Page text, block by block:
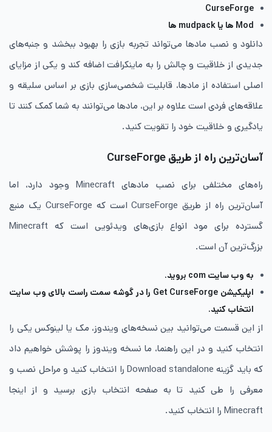
CurseForge
Mod ‌ها یا mudpack ‌ها
دانلود و نصب مادها می‌تواند تجربه بازی را بهبود ببخشد و جنبه‌های
جدیدی از خلاقیت و چالش را به ماینکرافت اضافه کند و یکی از مزایای
اصلی استفاده از مادها، قابلیت شخصی‌سازی بازی بر اساس سلیقه و
علاقه‌های فردی است علاوه بر این، مادها می‌توانند به شما کمک کنند تا
یادگیری و خلاقیت خود را تقویت کنید.
آسان‌ترین راه از طریق CurseForge
راه‌های مختلفی برای نصب مادهای Minecraft وجود دارد، اما
آسان‌ترین راه از طریق CurseForge است که CurseForge یک منبع
گسترده برای مود انواع بازی‌های ویدئویی است که Minecraft
بزرگ‌ترین آن است.
به وب سایت com بروید.
اپلیکیشن Get CurseForge را در گوشه سمت راست بالای وب سایت
انتخاب کنید.
از این قسمت می‌توانید بین نسخه‌های ویندوز، مک یا لینوکس یکی را
انتخاب کنید و در این راهنما، ما نسخه ویندوز را پوشش خواهیم داد
که باید گزینه Download standalone را انتخاب کنید و مراحل نصب و
معرفی را طی کنید تا به صفحه انتخاب بازی برسید و از اینجا
Minecraft را انتخاب کنید.